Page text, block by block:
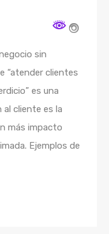
sin
“atender clientes
es una
al cliente es la
más impacto
Ejemplos de